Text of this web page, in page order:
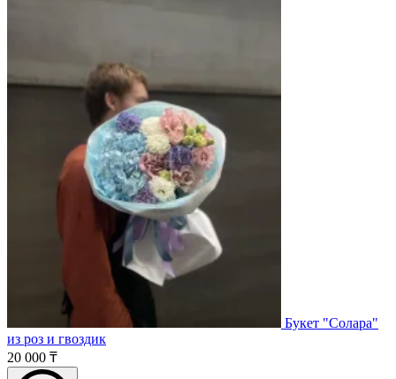
Букет "Солара"
из роз и гвоздик
20 000 ₸